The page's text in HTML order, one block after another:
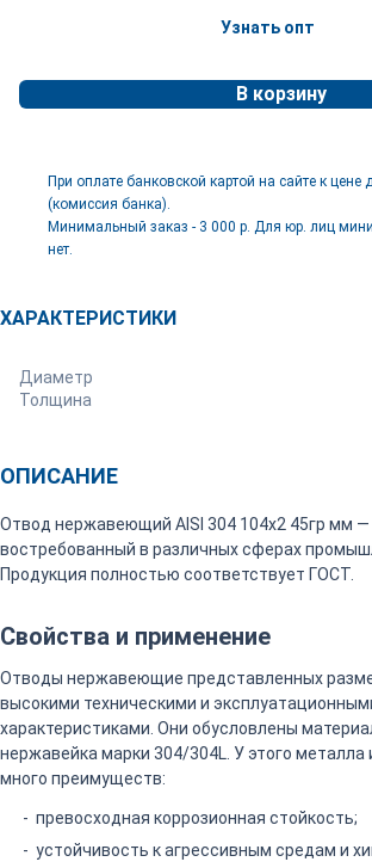
Узнать опт
В корзину
При оплате банковской картой на сайте к цене
(комиссия банка).
Минимальный заказ - 3 000 р. Для юр. лиц
нет.
ХАРАКТЕРИСТИКИ
Диаметр
Толщина
ОПИСАНИЕ
Отвод нержавеющий AISI 304 104х2 45гр мм —
востребованный в различных сферах
Продукция полностью соответствует ГОСТ.
Свойства и применение
Отводы нержавеющие представленных
высокими техническими и
характеристиками. Они обусловлены
нержавейка марки 304/304L. У этого металла
много преимуществ:
превосходная коррозионная стойкость;
устойчивость к агрессивным средам и